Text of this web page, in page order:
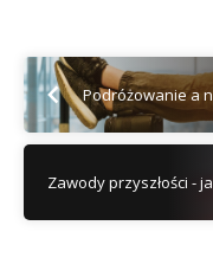
Podróżowanie a
Zawody przyszłości -